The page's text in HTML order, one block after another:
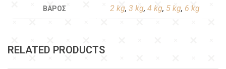
ΒΆΡΟΣ 2 kg, 3 kg, 4 kg, 5 kg, 6 kg
RELATED PRODUCTS